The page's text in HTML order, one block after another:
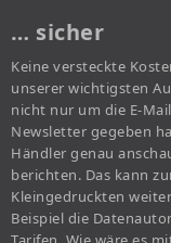
… sicher
Keine versteckte
unserer wichtigsten
nicht nur um die E-
Newsletter gegeben
Händler genau
berichten. Das kann
Kleingedruckten
Beispiel die